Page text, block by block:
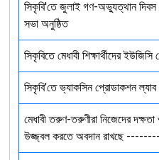
সিকৃবি'তে জুলাই গণ-অভ্যুত্থান
সভা অনুষ্ঠিত
সিকৃবিতে মেধাবী শিক্ষার্থীদের
সিকৃবি’তে ভ্যাকসিন প্রোডাকশন
মেধাবী তরুণ-তরুণীরা নিজেদের দক্ষতা
উজ্জ্বল করতে অবদান রাখছে